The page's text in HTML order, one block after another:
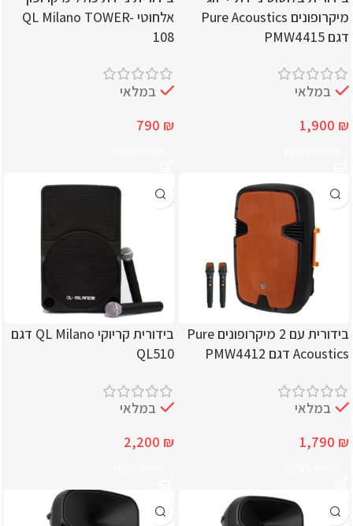
מיקרופונים Pure Acoustics
דגם PMW4415
במלאי
1,900 ₪
אלחוטי QL Milano TOWER-
108
במלאי
790 ₪
בידורית עם 2 מיקרופונים Pure
Acoustics דגם PMW4412
במלאי
1,790 ₪
בידורית קריוקי QL Milano דגם
QL510
במלאי
2,200 ₪